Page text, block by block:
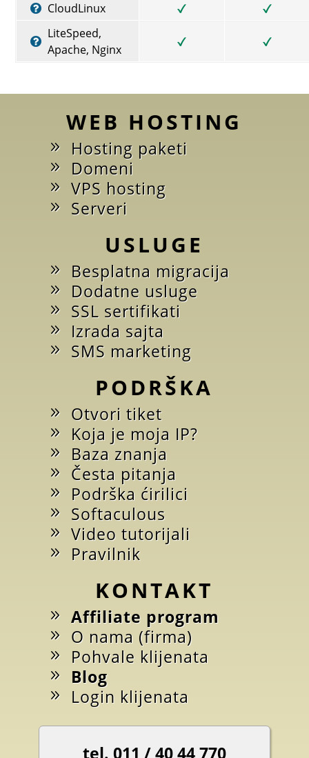
CloudLinux
LiteSpeed,
Apache, Nginx
WEB HOSTING
Hosting paketi
Domeni
VPS hosting
Serveri
USLUGE
Besplatna migracija
Dodatne usluge
SSL sertifikati
Izrada sajta
SMS marketing
PODRŠKA
Otvori tiket
Koja je moja IP?
Baza znanja
Česta pitanja
Podrška ćirilici
Softaculous
Video tutorijali
Pravilnik
KONTAKT
Affiliate program
O nama (firma)
Pohvale klijenata
Blog
Login klijenata
tel. 011 / 40 44 770